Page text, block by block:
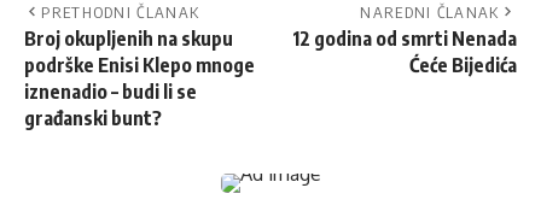
PRETHODNI ČLANAK
Broj okupljenih na skupu
podrške Enisi Klepo mnoge
iznenadio – budi li se
građanski bunt?
NAREDNI ČLANAK
12 godina od smrti Nenada
Ćeće Bijedića